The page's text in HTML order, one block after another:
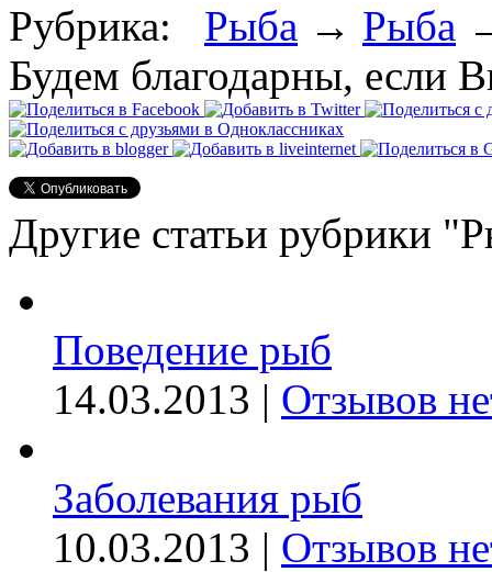
Рубрика: Рыба → Рыба
Будем благодарны, если
Другие статьи рубрики
Поведение рыб
14.03.2013 | Отзывов
Заболевания рыб
10.03.2013 | Отзывов